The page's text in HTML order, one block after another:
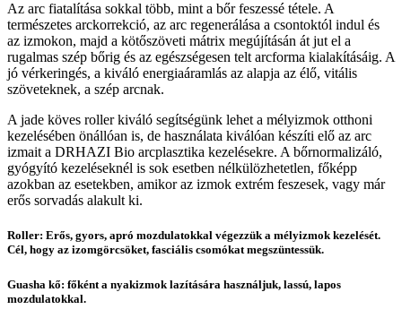
Az arc fiatalítása sokkal több, mint a bőr feszessé tétele. A
természetes arckorrekció, az arc regenerálása a csontoktól indul és
az izmokon, majd a kötőszöveti mátrix megújításán át jut el a
rugalmas szép bőrig és az egészségesen telt arcforma kialakításáig. A
jó vérkeringés, a kiváló energiaáramlás az alapja az élő, vitális
szöveteknek, a szép arcnak.
A jade köves roller kiváló segítségünk lehet a mélyizmok otthoni
kezelésében önállóan is, de használata kiválóan készíti elő az arc
izmait a DRHAZI Bio arcplasztika kezelésekre. A bőrnormalizáló,
gyógyító kezeléseknél is sok esetben nélkülözhetetlen, főképp
azokban az esetekben, amikor az izmok extrém feszesek, vagy már
erős sorvadás alakult ki.
Roller: Erős, gyors, apró mozdulatokkal végezzük a mélyizmok kezelését.
Cél, hogy az izomgörcsöket, fasciális csomókat megszüntessük.
Guasha kő: főként a nyakizmok lazítására használjuk, lassú, lapos
mozdulatokkal.